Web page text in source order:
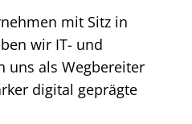
mit Sitz in
wir IT- und
uns als Wegbereiter
digital geprägte